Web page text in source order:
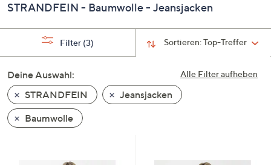
Pfeiltasten
nach
und
nach
unten
oder
wischen
Sie
STRANDFEIN - Baumwolle - Jeansjacken
Sortieren:Top-Treffer
Filter (3)
Alle Filter aufheben
Deine Auswahl:
STRANDFEIN
Jeansjacken
Baumwolle